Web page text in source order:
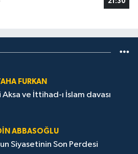
FURKAN
ve İttihad-ı İslam davası
ABBASOĞLU
Siyasetinin Son Perdesi